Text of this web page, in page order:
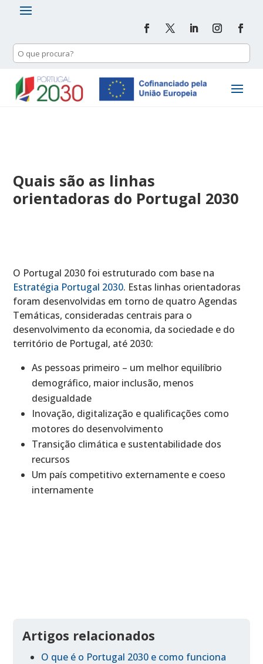
Quais são as linhas
orientadoras do Portugal 2030
O Portugal 2030 foi estruturado com base na
Estratégia Portugal 2030. Estas linhas orientadoras
foram desenvolvidas em torno de quatro Agendas
Temáticas, consideradas centrais para o
desenvolvimento da economia, da sociedade e do
território de Portugal, até 2030:
As pessoas primeiro – um melhor equilíbrio
demográfico, maior inclusão, menos
desigualdade
Inovação, digitalização e qualificações como
motores do desenvolvimento
Transição climática e sustentabilidade dos
recursos
Um país competitivo externamente e coeso
internamente
Artigos relacionados
O que é o Portugal 2030 e como funciona